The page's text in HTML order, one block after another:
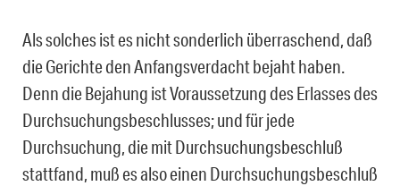
Als solches ist es nicht sonderlich überraschend, daß
die Gerichte den Anfangsverdacht bejaht haben.
Denn die Bejahung ist Voraussetzung des Erlasses des
Durchsuchungsbeschlusses; und für jede
Durchsuchung, die mit Durchsuchungsbeschluß
stattfand, muß es also einen Durchsuchungsbeschluß